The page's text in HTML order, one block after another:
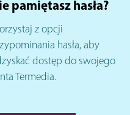
pamiętasz hasła?
z opcji
hasła, aby
dostęp do swojego
Termedia.